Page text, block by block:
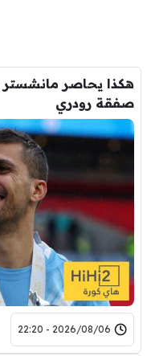
هكذا يحاصر مانشستر
صفقة رودري
2026/08/06 - 22:20